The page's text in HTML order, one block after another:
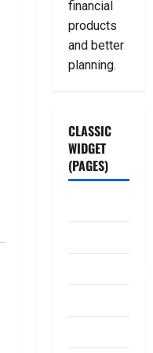
financial
products
and better
planning.
CLASSIC
WIDGET
(PAGES)